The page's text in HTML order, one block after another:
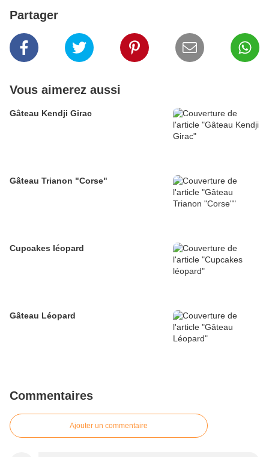
Partager
Vous aimerez aussi
Gâteau Kendji Girac
Gâteau Trianon "Corse"
Cupcakes léopard
Gâteau Léopard
Commentaires
Ajouter un commentaire